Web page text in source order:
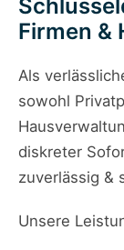
Firmen &
Als
sowohl
diskreter
zuverlässig &
Unsere